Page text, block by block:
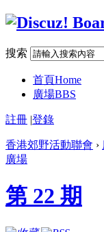
搜索
首頁Home
廣場BBS
註冊 |登錄
香港郊野活動聯會 ›
廣場
第 22 期